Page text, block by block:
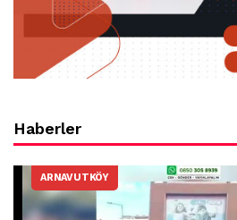
Haberler
ARNAVUTKÖY